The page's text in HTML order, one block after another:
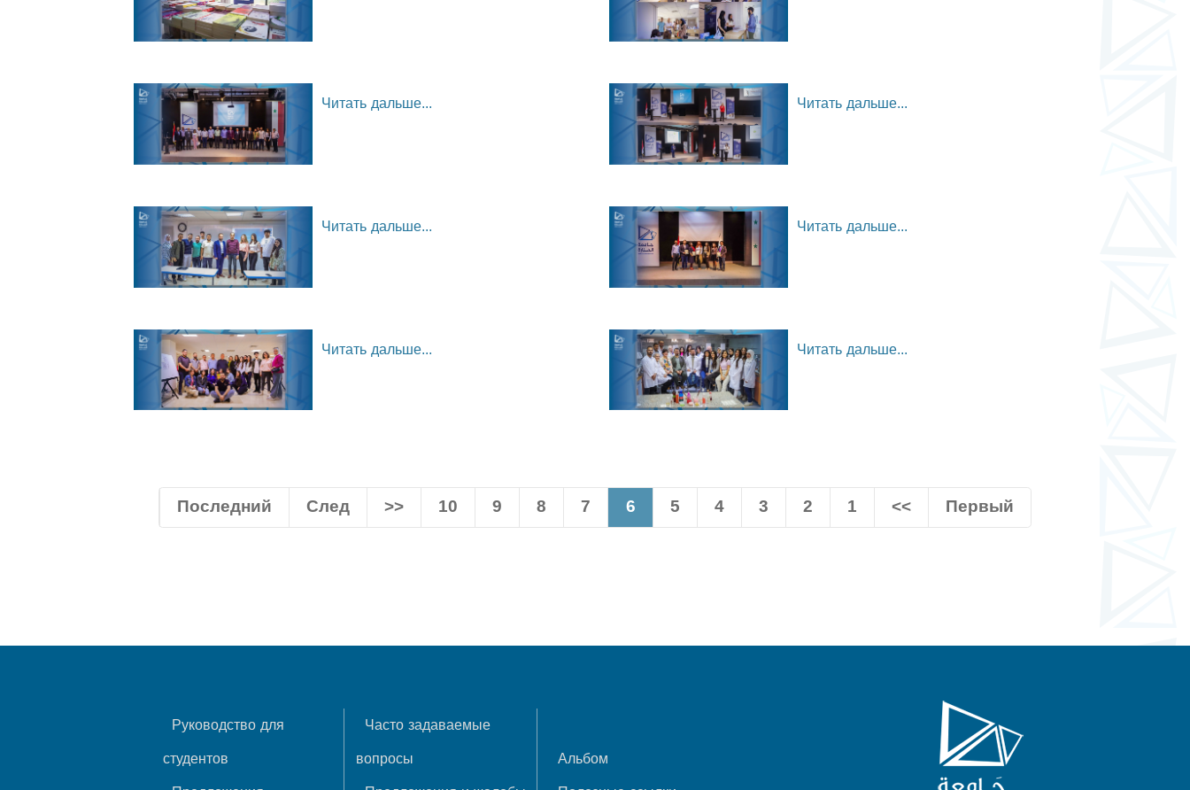
Читать дальше... Читать дальше...
Читать дальше... Читать дальше...
Читать дальше... Читать дальше...
Первый
<<
1
2
3
4
5
6
7
8
9
10
>>
След
Последний
Руководство для
студентов
Часто задаваемые
вопросы
Альбом